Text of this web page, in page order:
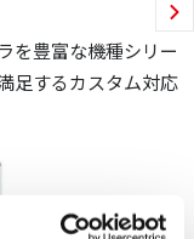
を豊富な機種シリー
足するカスタム対応